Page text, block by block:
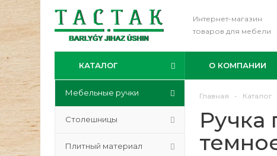
Интернет-магазин
товаров для мебели
КАТАЛОГ О КОМПАНИИ
Мебельные ручки
Столешницы
Плитный материал
Главная - Каталог
Ручка